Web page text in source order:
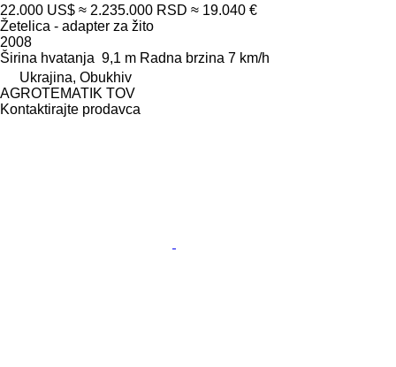
22.000 US$ ≈ 2.235.000 RSD ≈ 19.040 €
Žetelica - adapter za žito
2008
Širina hvatanja 9,1 m Radna brzina 7 km/h
Ukrajina, Obukhiv
AGROTEMATIK TOV
Kontaktirajte prodavca